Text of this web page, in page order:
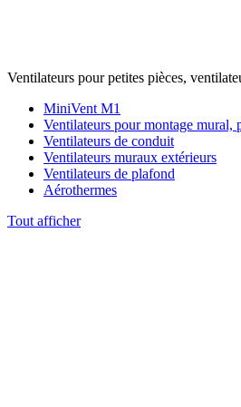
Ventilateurs pour petites pièces,
MiniVent M1
Ventilateurs pour montage mural,
Ventilateurs de conduit
Ventilateurs muraux extérieurs
Ventilateurs de plafond
Aérothermes
Tout afficher